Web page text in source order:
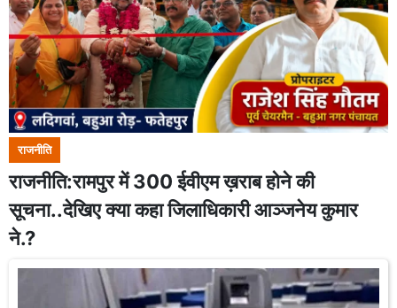
राजनीति
राजनीति:रामपुर में 300 ईवीएम ख़राब होने की
सूचना..देखिए क्या कहा जिलाधिकारी आञ्जनेय कुमार
ने.?